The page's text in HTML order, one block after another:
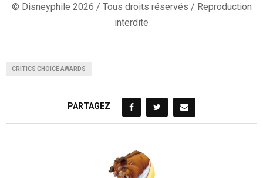
© Disneyphile 2026 / Tous droits réservés / Reproduction
interdite
CRITICS CHOICE AWARDS
PARTAGEZ